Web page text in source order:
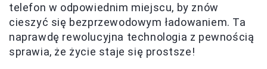
telefon w odpowiednim miejscu, by znów
cieszyć się bezprzewodowym ładowaniem. Ta
naprawdę rewolucyjna technologia z pewnością
sprawia, że życie staje się prostsze!